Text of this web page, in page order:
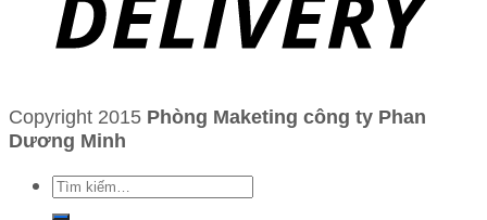
Copyright 2015 Phòng Maketing công ty Phan
Dương Minh
Tìm